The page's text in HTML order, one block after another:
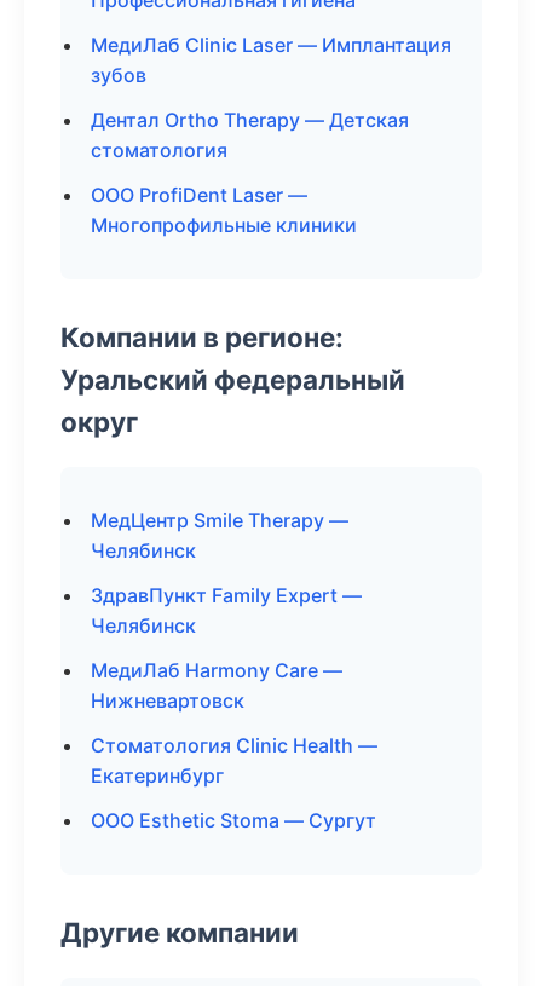
МедиЛаб Clinic Laser — Имплантация
зубов
Дентал Ortho Therapy — Детская
стоматология
ООО ProfiDent Laser —
Многопрофильные клиники
Компании в регионе:
Уральский федеральный
округ
МедЦентр Smile Therapy —
Челябинск
ЗдравПункт Family Expert —
Челябинск
МедиЛаб Harmony Care —
Нижневартовск
Стоматология Clinic Health —
Екатеринбург
ООО Esthetic Stoma — Сургут
Другие компании